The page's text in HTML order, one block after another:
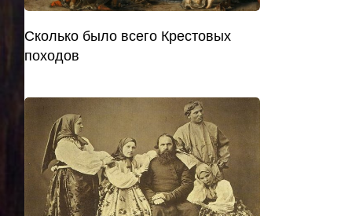
Сколько было всего Крестовых
походов